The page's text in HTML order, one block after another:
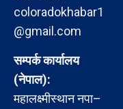
coloradokhabar1
@gmail.com
सम्पर्क कार्यालय
(नेपाल):
महालक्ष्मीस्थान नपा–